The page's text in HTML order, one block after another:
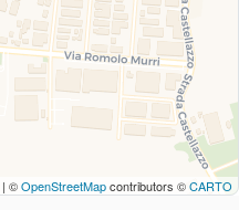
| ©OpenStreetMapcontributors ©CARTO